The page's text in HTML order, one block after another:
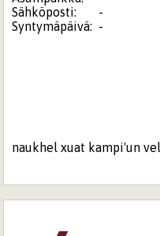
Sähköposti:
-
Syntymäpäivä: -
naukhel xuat kampi'un